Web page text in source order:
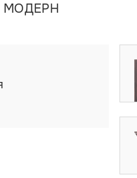
МОДЕРН